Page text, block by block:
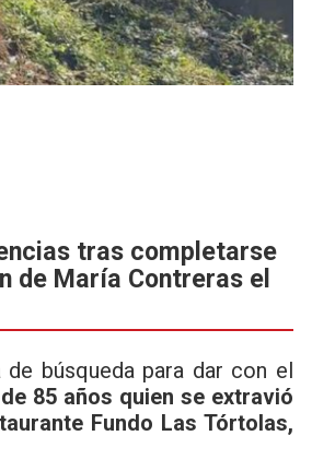
tras completarse
de María Contreras el
búsqueda para dar con el
85 años quien se extravió
Fundo Las Tórtolas,